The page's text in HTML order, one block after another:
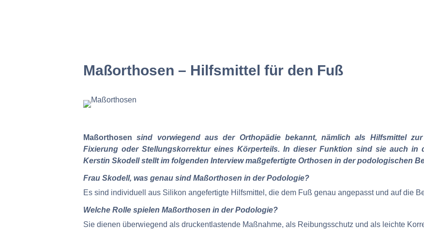
Maßorthosen – Hilfsmittel für den Fuß
Maßorthosen
sind vorwiegend aus der Orthopädie bekannt, nämlich als Hilfsmittel
Fixierung oder Stellungskorrektur eines Körperteils. In dieser Funktion sind sie auch in
Kerstin Skodell stellt im folgenden Interview maßgefertigte Orthosen in der podologischen
Frau Skodell, was genau sind Maßorthosen in der Podologie?
Es sind individuell aus Silikon angefertigte Hilfsmittel, die dem Fuß genau angepasst und auf die
Welche Rolle spielen Maßorthosen in der Podologie?
Sie dienen überwiegend als druckentlastende Maßnahme, als Reibungsschutz und als leichte